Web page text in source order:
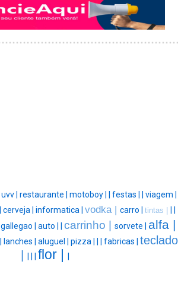
uvv | restaurante | motoboy | festas |
viagem |
cerveja | informatica | vodka | carro | tintas |
gallegao | auto | carrinho | sorvete | alfa |
lanches | aluguel | pizza | fabricas | teclado
flor |